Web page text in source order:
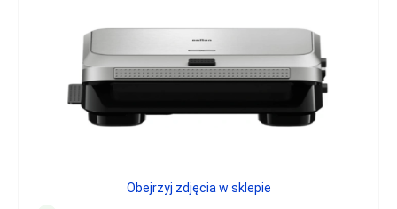
Obejrzyj zdjęcia w sklepie